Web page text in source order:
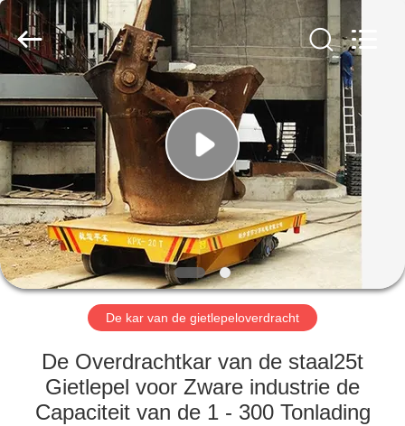
HUIS
PRODUCTEN
ONGEVEER
ONS
FABRIEKSREIS
KWALITEITSCONTROLE
CONTACTEER
Hundred
Percent
Electrical
and
Mechanical
Co.,Ltd.
All
Reserved.
De kar van de gietlepeloverdracht
De Overdrachtkar van de staal25t
Gietlepel voor Zware industrie de
Capaciteit van de 1 - 300 Tonlading